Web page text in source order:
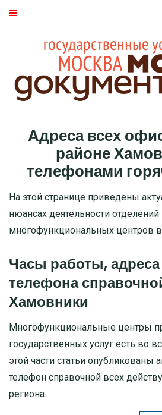
Адреса всех
районе
телефонами
На этой странице приведены
нюансах деятельности отделений
многофункциональных центров
Часы работы,
телефона
Хамовники
Многофункциональные центры
государственных услуг есть во
этой части статьи опубликованы
телефон справочной всех
региона.
СТАТЬИ
БАСМАННЫЙ РАЙОН
МОЖАЙСКИЙ
ТВЕРСКОЙ
ЦАО
САО
МОСКОВСКАЯ ОБЛАСТЬ
ПУШКИНО
БАЛАШИХА